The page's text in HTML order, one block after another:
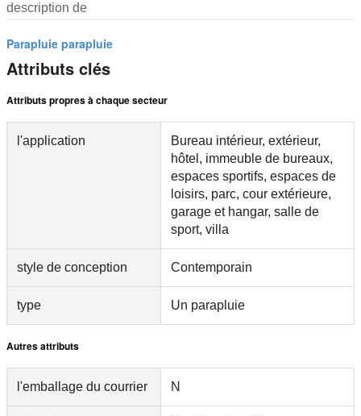
description de
Parapluie parapluie
Attributs clés
Attributs propres à chaque secteur
l'application
Bureau intérieur, extérieur,
hôtel, immeuble de bureaux,
espaces sportifs, espaces de
loisirs, parc, cour extérieure,
garage et hangar, salle de
sport, villa
style de conception Contemporain
type Un parapluie
Autres attributs
l'emballage du courrier N